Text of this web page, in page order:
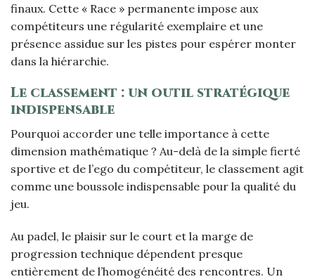
finaux. Cette « Race » permanente impose aux
compétiteurs une régularité exemplaire et une
présence assidue sur les pistes pour espérer monter
dans la hiérarchie.
Le classement : un outil stratégique
indispensable
Pourquoi accorder une telle importance à cette
dimension mathématique ? Au-delà de la simple fierté
sportive et de l’ego du compétiteur, le classement agit
comme une boussole indispensable pour la qualité du
jeu.
Au padel, le plaisir sur le court et la marge de
progression technique dépendent presque
entièrement de l’homogénéité des rencontres. Un